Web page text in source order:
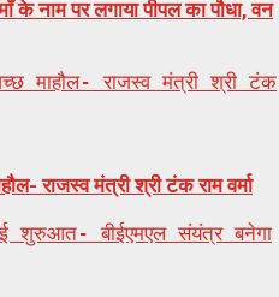
के नाम पर लगाया पीपल का पौधा, वन
माहौल- राजस्व मंत्री श्री टंक
राजस्व मंत्री श्री टंक राम वर्मा
शुरुआत- बीईएमएल संयंत्र बनेगा